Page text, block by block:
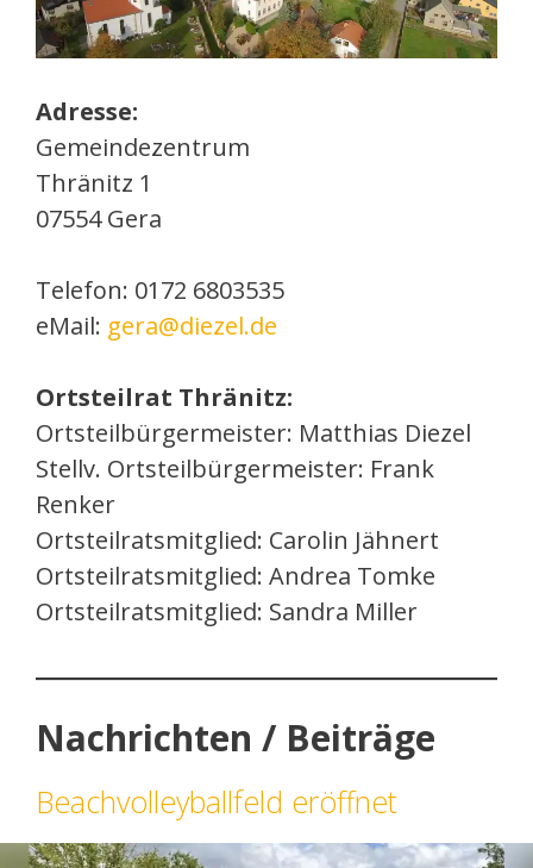
Adresse:
Gemeindezentrum
Thränitz 1
07554 Gera
Telefon: 0172 6803535
eMail: gera@diezel.de
Ortsteilrat Thränitz:
Ortsteilbürgermeister: Matthias Diezel
Stellv. Ortsteilbürgermeister: Frank
Renker
Ortsteilratsmitglied: Carolin Jähnert
Ortsteilratsmitglied: Andrea Tomke
Ortsteilratsmitglied: Sandra Miller
Nachrichten / Beiträge
Beachvolleyballfeld eröffnet